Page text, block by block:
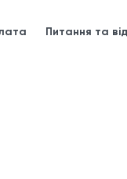
Питання та